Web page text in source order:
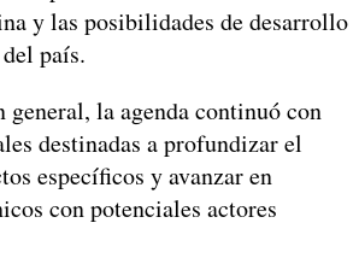
y las posibilidades de desarrollo
país.
general, la agenda continuó con
destinadas a profundizar el
específicos y avanzar en
con potenciales actores